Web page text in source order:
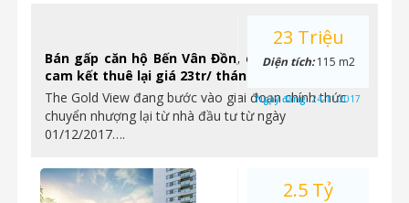
Bán gấp căn hộ Bến Vân Đồn, chỉ từ 2.4tỷ/ căn,
cam kết thuê lại giá 23tr/ tháng.
The Gold View đang bước vào giai đoạn chính thức
chuyển nhượng lại từ nhà đầu tư từ ngày
01/12/2017….
23 Triệu
Diện tích:115 m2
Ngày đăng:24-11-2017
2.5 Tỷ